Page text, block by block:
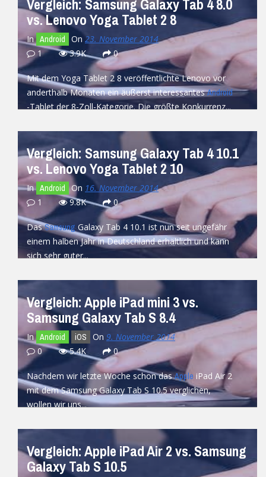
Vergleich: Samsung Galaxy Tab 4 8.0
vs. Lenovo Yoga Tablet 2 8
In Android On 23. November 2014
1
3.9K 0
Mit dem Yoga Tablet 2 8 veröffentlichte Lenovo vor
anderthalb Monaten ein äußerst interessantesAndroid
-Tablet der 8-Zoll-Kategorie. Die größte Konkurrenz...
Vergleich: Samsung Galaxy Tab 4 10.1
vs. Lenovo Yoga Tablet 2 10
In Android On 16. November 2014
1
9.8K 0
DasSamsung Galaxy Tab 4 10.1 ist nun seit ungefähr
einem halben Jahr in Deutschland erhältlich und kann
sich sehr guter...
Vergleich: Apple iPad mini 3 vs.
Samsung Galaxy Tab S 8.4
In Android iOS On 9. November 2014
0
5.4K 0
Nachdem wir letzte Woche schon dasApple iPad Air 2
mit dem Samsung Galaxy Tab S 10.5 verglichen,
wollen wir uns...
Vergleich: Apple iPad Air 2 vs. Samsung
Galaxy Tab S 10.5